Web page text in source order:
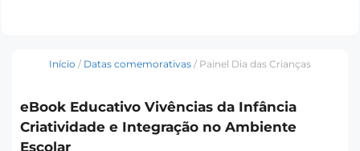
Início / Datas comemorativas / Painel Dia das Crianças
eBook Educativo Vivências da Infância
Criatividade e Integração no Ambiente
Escolar